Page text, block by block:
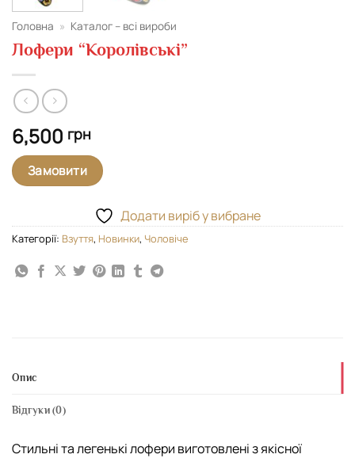
Головна » Каталог – всі вироби
Лофери “Королівські”
6,500 грн
Замовити
Додати виріб у вибране
Категорії: Взуття, Новинки, Чоловіче
Опис
Відгуки (0)
Стильні та легенькі лофери виготовлені з якісної